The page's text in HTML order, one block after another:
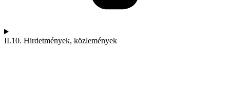
II.10. Hirdetmények, közlemények